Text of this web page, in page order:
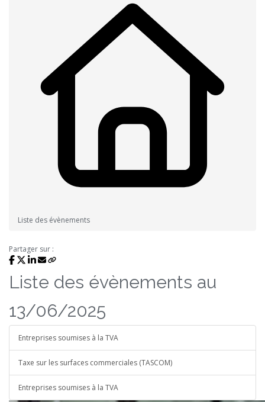
Liste des évènements
Partager sur :
Liste des évènements au
13/06/2025
Entreprises soumises à la TVA
Taxe sur les surfaces commerciales (TASCOM)
Entreprises soumises à la TVA